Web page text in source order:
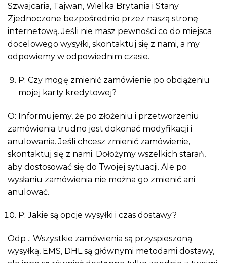
Szwajcaria, Tajwan, Wielka Brytania i Stany
Zjednoczone bezpośrednio przez naszą stronę
internetową. Jeśli nie masz pewności co do miejsca
docelowego wysyłki, skontaktuj się z nami, a my
odpowiemy w odpowiednim czasie.
P: Czy mogę zmienić zamówienie po obciążeniu
mojej karty kredytowej?
O: Informujemy, że po złożeniu i przetworzeniu
zamówienia trudno jest dokonać modyfikacji i
anulowania. Jeśli chcesz zmienić zamówienie,
skontaktuj się z nami. Dołożymy wszelkich starań,
aby dostosować się do Twojej sytuacji. Ale po
wysłaniu zamówienia nie można go zmienić ani
anulować.
P: Jakie są opcje wysyłki i czas dostawy?
Odp .: Wszystkie zamówienia są przyspieszoną
wysyłką, EMS, DHL są głównymi metodami dostawy,